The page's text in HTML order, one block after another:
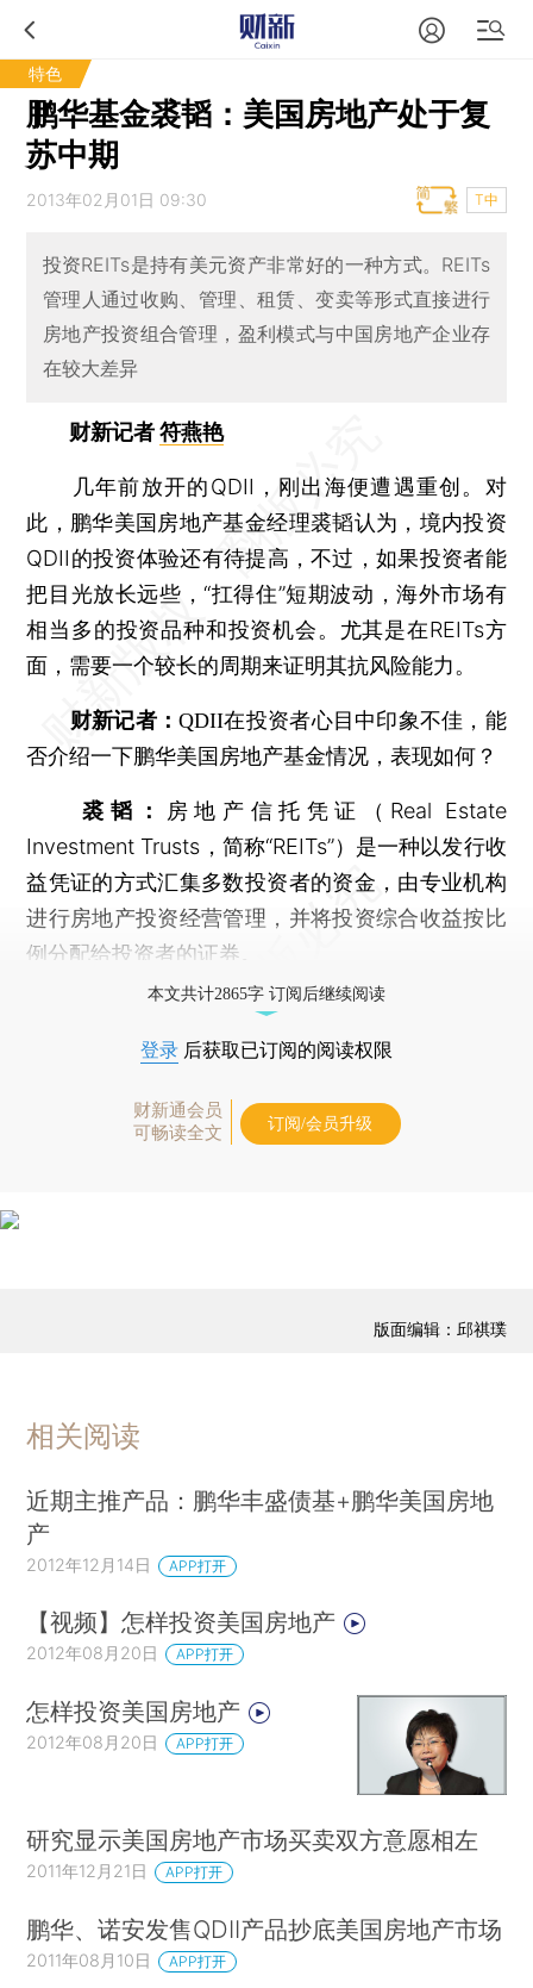
特色
鹏华基金裘韬：美国房地产处于复
苏中期
2013年02月01日 09:30 T中
投资REITs是持有美元资产非常好的一种方式。REITs
管理人通过收购、管理、租赁、变卖等形式直接进行
房地产投资组合管理，盈利模式与中国房地产企业存
在较大差异
财新记者符燕艳
几年前放开的QDII，刚出海便遭遇重创。对
此，鹏华美国房地产基金经理裘韬认为，境内投资
QDII的投资体验还有待提高，不过，如果投资者能
把目光放长远些，“扛得住”短期波动，海外市场有
相当多的投资品种和投资机会。尤其是在REITs方
面，需要一个较长的周期来证明其抗风险能力。
财新记者：QDII在投资者心目中印象不佳，能
否介绍一下鹏华美国房地产基金情况，表现如何？
裘韬： 房地产信托凭证（Real Estate
Investment Trusts，简称“REITs”）是一种以发行收
益凭证的方式汇集多数投资者的资金，由专业机构
进行房地产投资经营管理，并将投资综合收益按比
例分配给投资者的证券。
本文共计2865字 订阅后继续阅读
登录 后获取已订阅的阅读权限
财新通会员
可畅读全文
订阅/会员升级
版面编辑：邱祺璞
相关阅读
近期主推产品：鹏华丰盛债基+鹏华美国房地
产
2012年12月14日 APP打开
【视频】怎样投资美国房地产
2012年08月20日 APP打开
怎样投资美国房地产
2012年08月20日 APP打开
研究显示美国房地产市场买卖双方意愿相左
2011年12月21日 APP打开
鹏华、诺安发售QDII产品抄底美国房地产市场
2011年08月10日 APP打开